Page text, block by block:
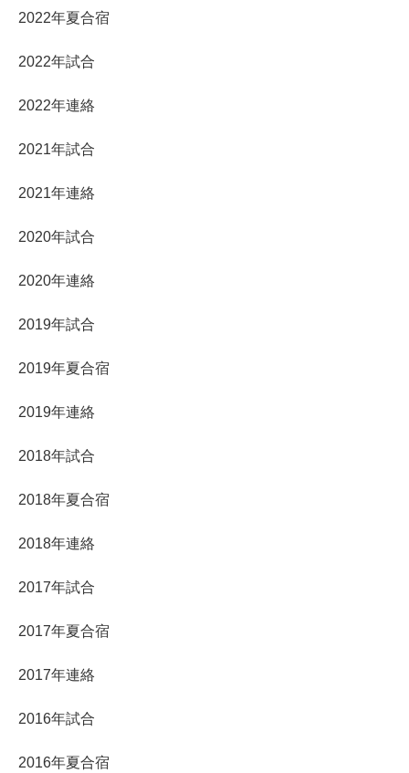
2022年夏合宿
2022年試合
2022年連絡
2021年試合
2021年連絡
2020年試合
2020年連絡
2019年試合
2019年夏合宿
2019年連絡
2018年試合
2018年夏合宿
2018年連絡
2017年試合
2017年夏合宿
2017年連絡
2016年試合
2016年夏合宿